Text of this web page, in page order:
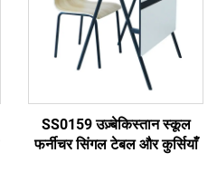
SS0159 उज़्बेकिस्तान स्कूल
फर्नीचर सिंगल टेबल और कुर्सियाँ